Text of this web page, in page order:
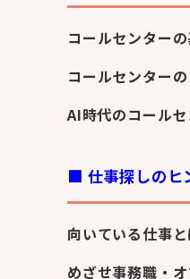
コールセンター
コールセンター
AI時代のコール
■ 仕事探しのヒ
向いている仕事と
めざせ事務職・